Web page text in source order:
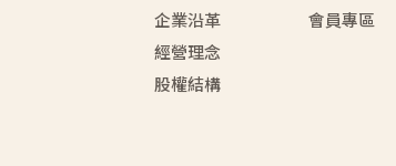
企業沿革
經營理念
股權結構
會員專區